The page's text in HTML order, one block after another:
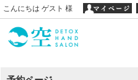
こんにちは ゲスト 様